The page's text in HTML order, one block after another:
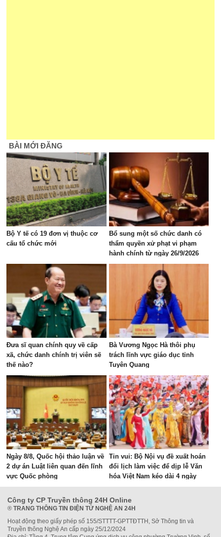
BÀI MỚI ĐĂNG
Bộ Y tế có 19 đơn vị thuộc cơ
cấu tổ chức mới
Bổ sung một số chức danh có
thẩm quyền xử phạt vi phạm
hành chính từ ngày 26/9/2026
Đưa sĩ quan chính quy về cấp
xã, chức danh chính trị viên sẽ
thế nào?
Bà Vương Ngọc Hà thôi phụ
trách lĩnh vực giáo dục tỉnh
Tuyên Quang
Ngày 8/8, Quốc hội thảo luận về
2 dự án Luật liên quan đến lĩnh
vực Quốc phòng
Tin vui: Bộ Nội vụ đề xuất hoán
đổi lịch làm việc để dịp lễ Văn
hóa Việt Nam kéo dài 4 ngày
Công ty CP Truyền thông 24H Online
® TRANG THÔNG TIN ĐIỆN TỬ NGHỆ AN 24H
Hoạt động theo giấy phép số 155/STTTT-GPTTĐTTH, Sở Thông tin và
Truyền thông Nghệ An cấp ngày 25/12/2024